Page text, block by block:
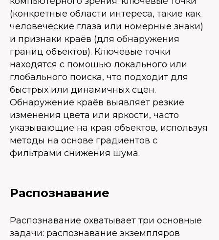
(конкретные области интереса, такие как
человеческие глаза или номерные знаки)
и признаки краёв (для обнаружения
границ объектов). Ключевые точки
находятся с помощью локального или
глобального поиска, что подходит для
быстрых или динамичных сцен.
Обнаружение краёв выявляет резкие
изменения цвета или яркости, часто
указывающие на края объектов, используя
методы на основе градиентов с
фильтрами снижения шума.
Распознавание
Распознавание охватывает три основные
задачи: распознавание экземпляров